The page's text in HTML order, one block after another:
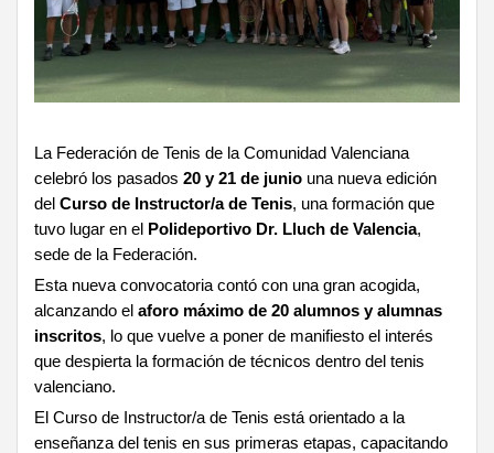
La Federación de Tenis de la Comunidad Valenciana
celebró los pasados 20 y 21 de junio una nueva edición
del Curso de Instructor/a de Tenis, una formación que
tuvo lugar en el
Polideportivo Dr. Lluch de Valencia,
sede de la Federación.
Esta nueva convocatoria contó con una gran acogida,
alcanzando el aforo máximo de 20 alumnos y alumnas
inscritos, lo que vuelve a poner de manifiesto el interés
que despierta la formación de técnicos dentro del tenis
valenciano.
El Curso de Instructor/a de Tenis está orientado a la
enseñanza del tenis en sus primeras etapas, capacitando